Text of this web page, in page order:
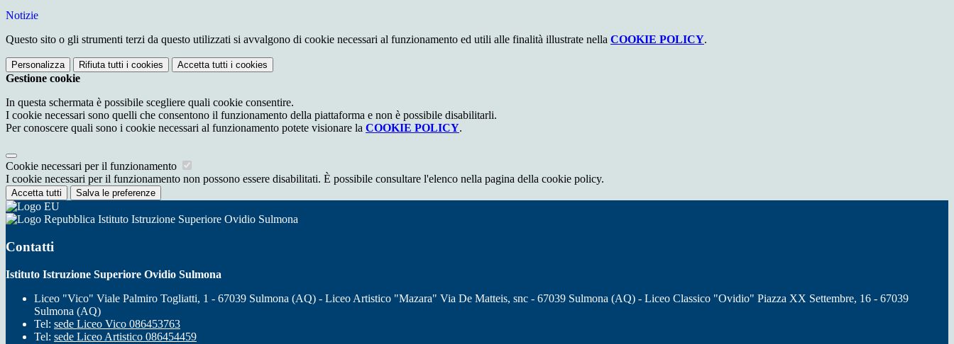
Notizie
Questo sito o gli strumenti terzi da questo utilizzati si avvalgono di cookie necessari al funzionamento ed utili alle finalità illustrate nella COOKIE POLICY.
Personalizza Rifiuta tutti i cookies Accetta tutti i cookies
Gestione cookie
In questa schermata è possibile scegliere quali cookie consentire.
I cookie necessari sono quelli che consentono il funzionamento della piattaforma e non è possibile disabilitarli.
Per conoscere quali sono i cookie necessari al funzionamento potete visionare la COOKIE POLICY.
Cookie necessari per il funzionamento
I cookie necessari per il funzionamento non possono essere disabilitati. È possibile consultare l'elenco nella pagina della cookie policy.
Accetta tutti Salva le preferenze
Istituto Istruzione Superiore Ovidio Sulmona
Contatti
Istituto Istruzione Superiore Ovidio Sulmona
Liceo "Vico" Viale Palmiro Togliatti, 1 - 67039 Sulmona (AQ) - Liceo Artistico "Mazara" Via De Matteis, snc - 67039 Sulmona (AQ) - Liceo Classico "Ovidio" Piazza XX Settembre, 16 - 67039
Sulmona (AQ)
Tel: sede Liceo Vico 086453763
Tel: sede Liceo Artistico 086454459